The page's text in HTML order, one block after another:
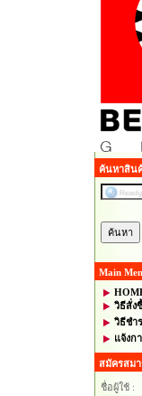
ค้นหาสิน
Main
วิธีสั่ง
วิธีชำ
แจ้งก
สมัครสม
ชื่อผู้ใช้ :